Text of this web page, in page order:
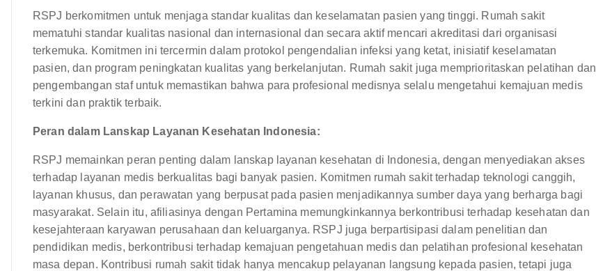
RSPJ berkomitmen untuk menjaga standar kualitas dan keselamatan pasien yang tinggi. Rumah sakit
mematuhi standar kualitas nasional dan internasional dan secara aktif mencari akreditasi dari organisasi
terkemuka. Komitmen ini tercermin dalam protokol pengendalian infeksi yang ketat, inisiatif keselamatan
pasien, dan program peningkatan kualitas yang berkelanjutan. Rumah sakit juga memprioritaskan pelatihan dan
pengembangan staf untuk memastikan bahwa para profesional medisnya selalu mengetahui kemajuan medis
terkini dan praktik terbaik.
Peran dalam Lanskap Layanan Kesehatan Indonesia:
RSPJ memainkan peran penting dalam lanskap layanan kesehatan di Indonesia, dengan menyediakan akses
terhadap layanan medis berkualitas bagi banyak pasien. Komitmen rumah sakit terhadap teknologi canggih,
layanan khusus, dan perawatan yang berpusat pada pasien menjadikannya sumber daya yang berharga bagi
masyarakat. Selain itu, afiliasinya dengan Pertamina memungkinkannya berkontribusi terhadap kesehatan dan
kesejahteraan karyawan perusahaan dan keluarganya. RSPJ juga berpartisipasi dalam penelitian dan
pendidikan medis, berkontribusi terhadap kemajuan pengetahuan medis dan pelatihan profesional kesehatan
masa depan. Kontribusi rumah sakit tidak hanya mencakup pelayanan langsung kepada pasien, tetapi juga